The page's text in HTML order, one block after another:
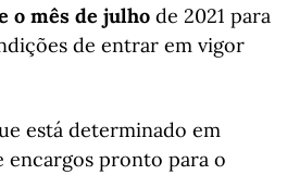
o mês de julho de 2021 para
de entrar em vigor
está determinado em
encargos pronto para o